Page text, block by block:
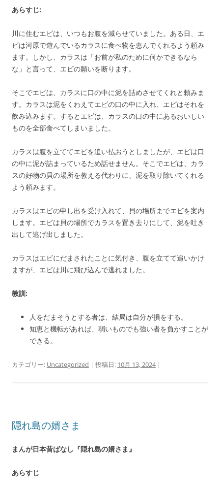
あらすじ:
川に住むエビは、いつもお腹を減らせていました。ある日、エ
ビは河原で遊んでいるカラスに食べ物を恵んでくれるよう頼み
ます。しかし、カラスは「お前が私のために何かできるなら
な」と言って、エビの願いを断ります。
そこでエビは、カラスに口の中に泥を詰めさせてくれと頼みま
す。カラスは泥をくわえてエビの口の中に入れ、エビはそれを
飲み込みます。するとエビは、カラスの口の中にあるおいしい
ものを全部食べてしまいました。
カラスは腹を立ててエビを追い払おうとしましたが、エビは口
の中に泥が詰まっているため話せません。そこでエビは、カラ
スの好物の貝の場所を教える代わりに、泥を取り除いてくれる
よう頼みます。
カラスはエビの申し出を受け入れて、貝の場所までエビを案内
します。エビは貝の場所でカラスを置き去りにして、泥を吐き
出して逃げ出しました。
カラスはエビにだまされたことに気付き、腹を立てて追いかけ
ますが、エビは川に飛び込んで逃れました。
教訓:
人をだまそうとする者は、結局は自分が損をする。
知恵と機転があれば、弱いものでも強い者を負かすことが
できる。
カテゴリー: Uncategorized | 投稿日: 10月 13, 2024|
隠れ島の婿さま
まんが日本昔ばなし『隠れ島の婿さま』
あらすじ